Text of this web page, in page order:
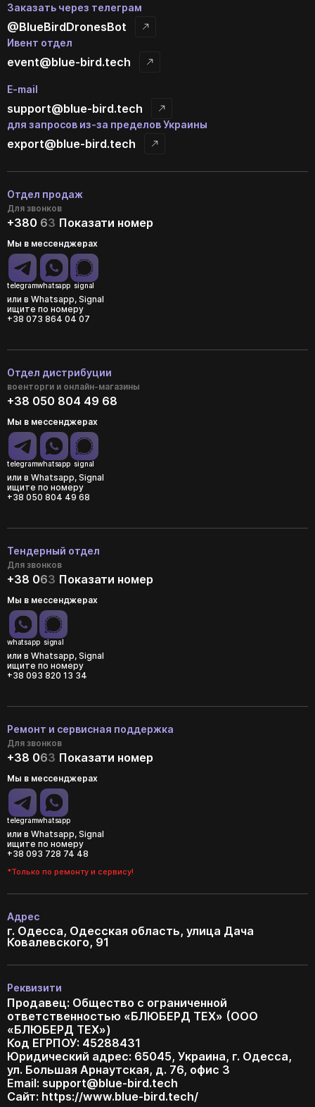
Заказать через телеграм
@BlueBirdDronesBot
Ивент отдел
event@blue-bird.tech
E-mail
support@blue-bird.tech
для запросов из-за пределов Украины
export@blue-bird.tech
Отдел продаж
Для звонков
+380 63 Показати номер
Мы в мессенджерах
telegramwhatsapp signal
или в Whatsapp, Signal
ищите по номеру
+38 073 864 04 07
Отдел дистрибуции
военторги и онлайн-магазины
+38 050 804 49 68
Мы в мессенджерах
telegramwhatsapp signal
или в Whatsapp, Signal
ищите по номеру
+38 050 804 49 68
Тендерный отдел
Для звонков
+38 063 Показати номер
Мы в мессенджерах
whatsapp signal
или в Whatsapp, Signal
ищите по номеру
+38 093 820 13 34
Ремонт и сервисная поддержка
Для звонков
+38 063 Показати номер
Мы в мессенджерах
telegramwhatsapp
или в Whatsapp, Signal
ищите по номеру
+38 093 728 74 48
*Только по ремонту и сервису!
Адрес
г. Одесса, Одесская область, улица Дача
Ковалевского, 91
Реквизити
Продавец: Общество с ограниченной
ответственностью «БЛЮБЕРД ТЕХ» (ООО
«БЛЮБЕРД ТЕХ»)
Код ЕГРПОУ: 45288431
Юридический адрес: 65045, Украина, г. Одесса,
ул. Большая Арнаутская, д. 76, офис 3
Email: support@blue-bird.tech
Сайт: https://www.blue-bird.tech/